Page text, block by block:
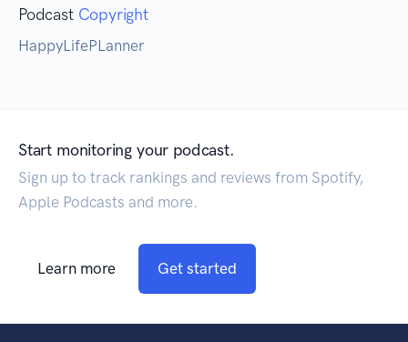
Podcast Copyright
HappyLifePLanner
Start monitoring your podcast.
Sign up to track rankings and reviews from Spotify,
Apple Podcasts and more.
Learn more Get started